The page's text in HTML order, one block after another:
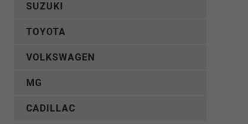
SUZUKI
TOYOTA
VOLKSWAGEN
MG
CADILLAC